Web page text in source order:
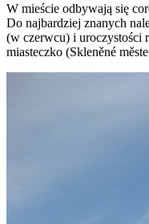
W mieście odbywają się
Do najbardziej znanych
(w czerwcu) i uroczystości
miasteczko (Skleněné